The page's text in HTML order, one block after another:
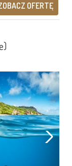
OFERTĘ